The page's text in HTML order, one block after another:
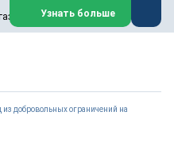
паровых турбин
газовых и паровых
восстановлением,
ТЭС,
7802588950
Узнать больше
добровольных ограничений на